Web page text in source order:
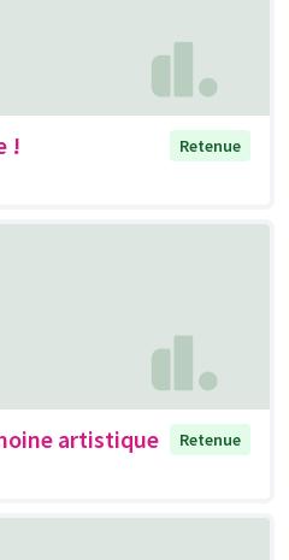
!
Retenue
artistique
Retenue